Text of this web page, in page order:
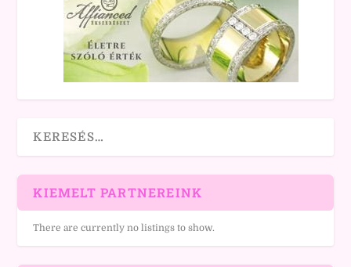
KIEMELT PARTNEREINK
There are currently no listings to show.